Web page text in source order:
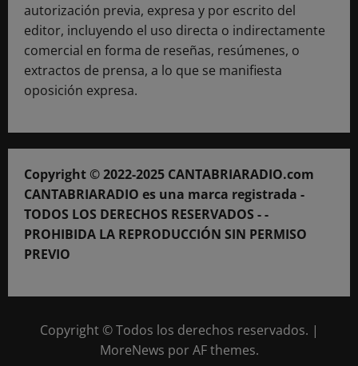
autorización previa, expresa y por escrito del
editor, incluyendo el uso directa o indirectamente
comercial en forma de reseñas, resúmenes, o
extractos de prensa, a lo que se manifiesta
oposición expresa.
Copyright © 2022-2025 CANTABRIARADIO.com
CANTABRIARADIO es una marca registrada -
TODOS LOS DERECHOS RESERVADOS - -
PROHIBIDA LA REPRODUCCIÓN SIN PERMISO
PREVIO
Copyright © Todos los derechos reservados. |
MoreNews por AF themes.